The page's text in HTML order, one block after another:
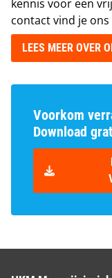
kennis voor een
contact vind je
LEES MEER OVER
Voorkom
Download